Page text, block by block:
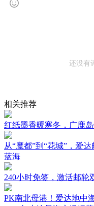
还没有
相关推荐
红纸墨香暖寒冬，广鹿
从“魔都”到“花城”，爱
蓝海
240小时免签，激活邮轮
PK南北母港！爱达地中